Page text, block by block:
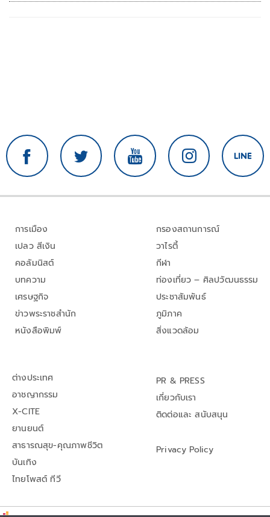
การเมือง
เปลว สีเงิน
คอลัมนิสต์
บทความ
เศรษฐกิจ
ข่าวพระราชสำนัก
หนังสือพิมพ์
กรองสถานการณ์
วาไรตี้
กีฬา
ท่องเที่ยว – ศิลปวัฒนธรรม
ประชาสัมพันธ์
ภูมิภาค
สิ่งแวดล้อม
ต่างประเทศ
อาชญากรรม
X-CITE
ยานยนต์
สาธารณสุข-คุณภาพชีวิต
บันเทิง
ไทยโพสต์ ทีวี
PR & PRESS
เกี่ยวกับเรา
ติดต่อและ สนับสนุน
Privacy Policy